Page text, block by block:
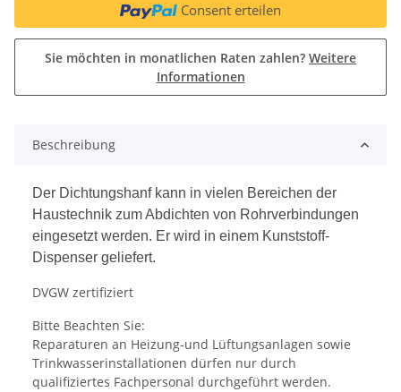
Consent erteilen
Sie möchten in monatlichen Raten zahlen? Weitere
Informationen
Beschreibung
Der Dichtungshanf kann in vielen Bereichen der
Haustechnik zum Abdichten von Rohrverbindungen
eingesetzt werden. Er wird in einem Kunststoff-
Dispenser geliefert.
DVGW zertifiziert
Bitte Beachten Sie:
Reparaturen an Heizung-und Lüftungsanlagen sowie
Trinkwasserinstallationen dürfen nur durch
qualifiziertes Fachpersonal durchgeführt werden.